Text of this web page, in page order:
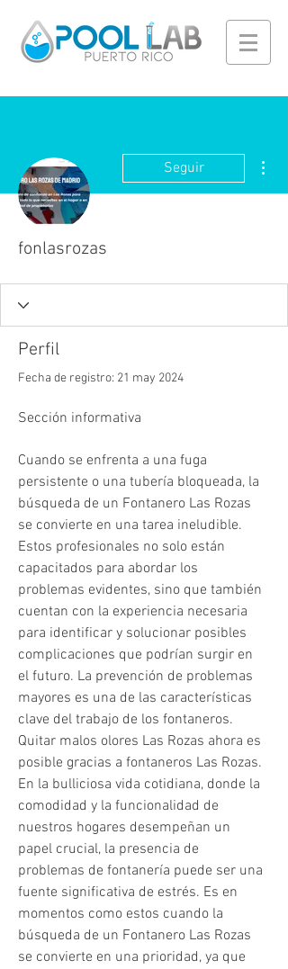
Seguir
fonlasrozas
Perfil
Fecha de registro: 21 may 2024
Sección informativa
Cuando se enfrenta a una fuga
persistente o una tubería bloqueada, la
búsqueda de un Fontanero Las Rozas
se convierte en una tarea ineludible.
Estos profesionales no solo están
capacitados para abordar los
problemas evidentes, sino que también
cuentan con la experiencia necesaria
para identificar y solucionar posibles
complicaciones que podrían surgir en
el futuro. La prevención de problemas
mayores es una de las características
clave del trabajo de los fontaneros.
Quitar malos olores Las Rozas ahora es
posible gracias a fontaneros Las Rozas.
En la bulliciosa vida cotidiana, donde la
comodidad y la funcionalidad de
nuestros hogares desempeñan un
papel crucial, la presencia de
problemas de fontanería puede ser una
fuente significativa de estrés. Es en
momentos como estos cuando la
búsqueda de un Fontanero Las Rozas
se convierte en una prioridad, ya que